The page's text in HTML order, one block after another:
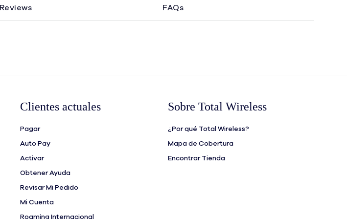
Reviews FAQs
Clientes actuales
Pagar
Auto Pay
Activar
Obtener Ayuda
Revisar Mi Pedido
Mi Cuenta
Roaming Internacional
Sobre Total Wireless
¿Por qué Total Wireless?
Mapa de Cobertura
Encontrar Tienda